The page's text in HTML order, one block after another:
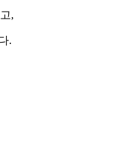
,
.